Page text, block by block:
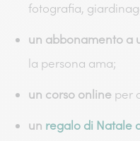
fotografia,
un abbonamento a
la persona ama;
un corso online per
un regalo di Natale